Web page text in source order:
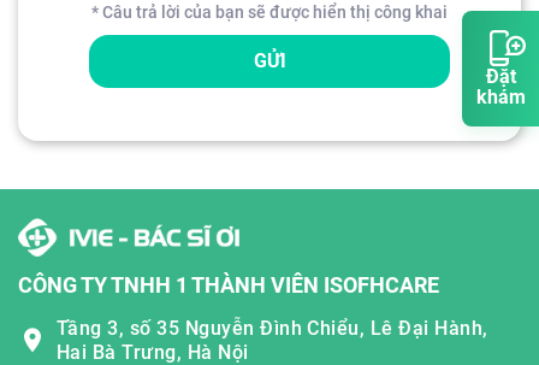
Đặt
khám
* Câu trả lời của bạn sẽ được hiển thị công khai
GỬI
CÔNG TY TNHH 1 THÀNH VIÊN ISOFHCARE
Tầng 3, số 35 Nguyễn Đình Chiểu, Lê Đại Hành,
Hai Bà Trưng, Hà Nội